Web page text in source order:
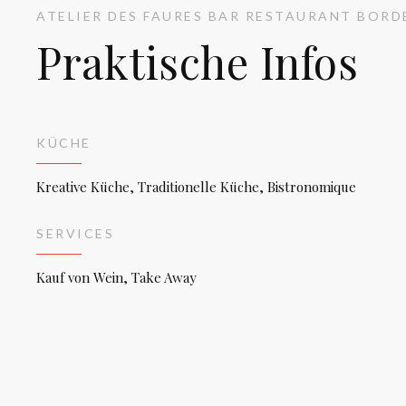
ATELIER DES FAURES BAR RESTAURANT
Praktische Infos
KÜCHE
Kreative Küche, Traditionelle Küche, Bistronomique
SERVICES
Kauf von Wein, Take Away